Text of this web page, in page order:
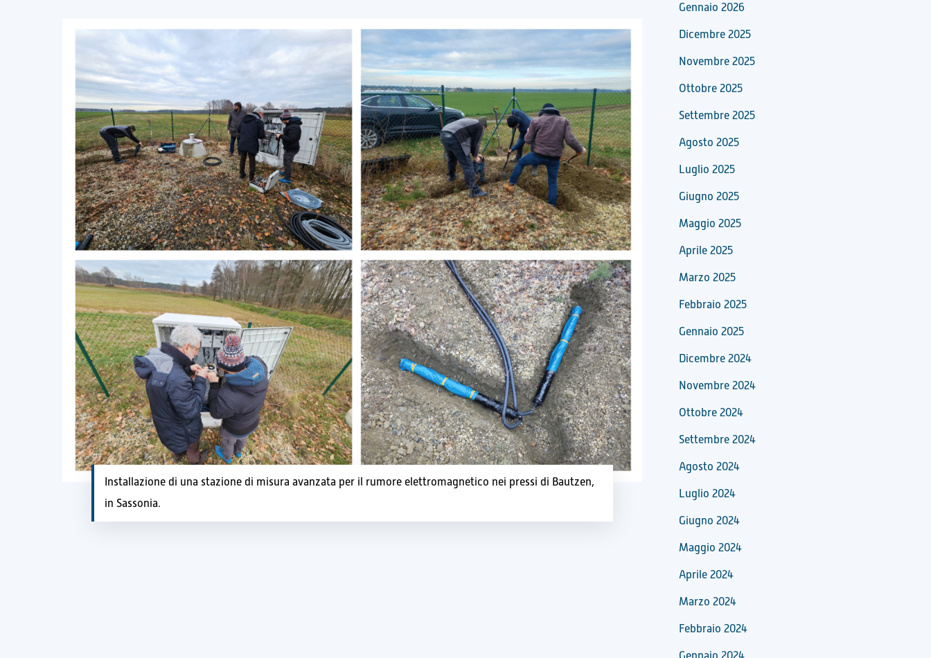
Installazione di una stazione di misura avanzata per il rumore elettromagnetico nei pressi di Bautzen,
in Sassonia.
Gennaio 2026
Dicembre 2025
Novembre 2025
Ottobre 2025
Settembre 2025
Agosto 2025
Luglio 2025
Giugno 2025
Maggio 2025
Aprile 2025
Marzo 2025
Febbraio 2025
Gennaio 2025
Dicembre 2024
Novembre 2024
Ottobre 2024
Settembre 2024
Agosto 2024
Luglio 2024
Giugno 2024
Maggio 2024
Aprile 2024
Marzo 2024
Febbraio 2024